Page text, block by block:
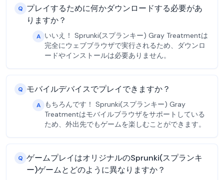
Q プレイするために何かダウンロードする必要があ
りますか？
A いいえ！ Sprunki(スプランキー) Gray Treatmentは
完全にウェブブラウザで実行されるため、ダウンロ
ードやインストールは必要ありません。
Q モバイルデバイスでプレイできますか？
A
もちろんです！ Sprunki(スプランキー) Gray
Treatmentはモバイルブラウザをサポートしている
ため、外出先でもゲームを楽しむことができます。
Q ゲームプレイはオリジナルのSprunki(スプランキ
ー)ゲームとどのように異なりますか？